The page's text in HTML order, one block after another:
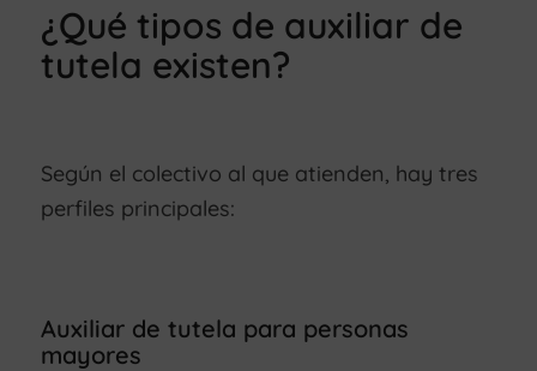
¿Qué tipos de auxiliar de
tutela existen?
Según el colectivo al que atienden, hay tres
perfiles principales:
Auxiliar de tutela para personas
mayores